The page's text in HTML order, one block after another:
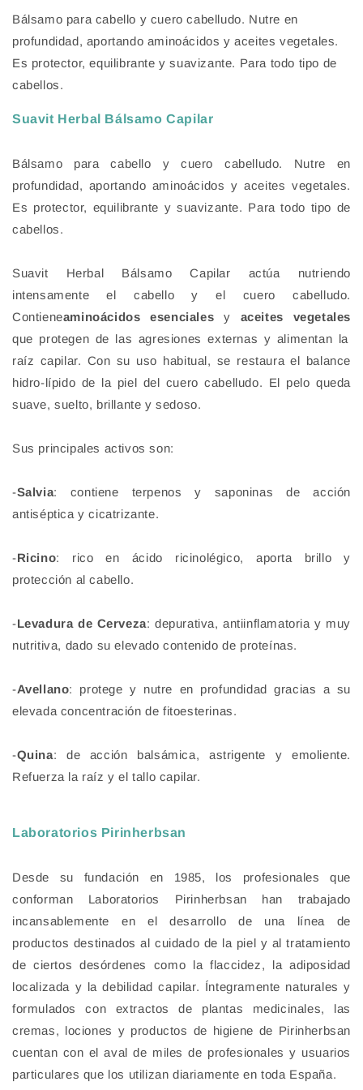
ventana
Bálsamo para cabello y cuero cabelludo. Nutre en
profundidad, aportando aminoácidos y aceites vegetales.
Es protector, equilibrante y suavizante. Para todo tipo de
cabellos.
Suavit Herbal Bálsamo Capilar
Bálsamo para cabello y cuero cabelludo. Nutre en
profundidad, aportando aminoácidos y aceites vegetales.
Es protector, equilibrante y suavizante. Para todo tipo de
cabellos.
Suavit Herbal Bálsamo Capilar actúa nutriendo
intensamente el cabello y el cuero cabelludo.
Contieneaminoácidos esenciales y aceites vegetales
que protegen de las agresiones externas y alimentan la
raíz capilar. Con su uso habitual, se restaura el balance
hidro-lípido de la piel del cuero cabelludo. El pelo queda
suave, suelto, brillante y sedoso.
Sus principales activos son:
-Salvia: contiene terpenos y saponinas de acción
antiséptica y cicatrizante.
-Ricino: rico en ácido ricinolégico, aporta brillo y
protección al cabello.
-Levadura de Cerveza: depurativa, antiinflamatoria y muy
nutritiva, dado su elevado contenido de proteínas.
-Avellano: protege y nutre en profundidad gracias a su
elevada concentración de fitoesterinas.
-Quina: de acción balsámica, astrigente y emoliente.
Refuerza la raíz y el tallo capilar.
Laboratorios Pirinherbsan
Desde su fundación en 1985, los profesionales que
conforman Laboratorios Pirinherbsan han trabajado
incansablemente en el desarrollo de una línea de
productos destinados al cuidado de la piel y al tratamiento
de ciertos desórdenes como la flaccidez, la adiposidad
localizada y la debilidad capilar. Íntegramente naturales y
formulados con extractos de plantas medicinales, las
cremas, lociones y productos de higiene de Pirinherbsan
cuentan con el aval de miles de profesionales y usuarios
particulares que los utilizan diariamente en toda España.